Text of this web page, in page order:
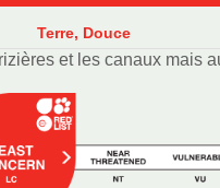
Terre, Douce
et les canaux mais